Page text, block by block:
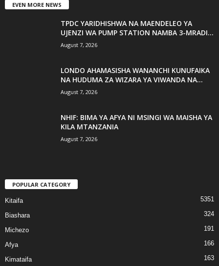
EVEN MORE NEWS
TPDC YARIDHISHWA NA MAENDELEO YA
UJENZI WA PUMP STATION NAMBA 3-MRADI...
August 7, 2026
LONDO AHAMASISHA WANANCHI KUNUFAIKA
NA HUDUMA ZA WIZARA YA VIWANDA NA...
August 7, 2026
NHIF: BIMA YA AFYA NI MSINGI WA MAISHA YA
KILA MTANZANIA
August 7, 2026
POPULAR CATEGORY
Kitaifa 5351
Biashara 324
Michezo 191
Afya 166
Kimataifa 163